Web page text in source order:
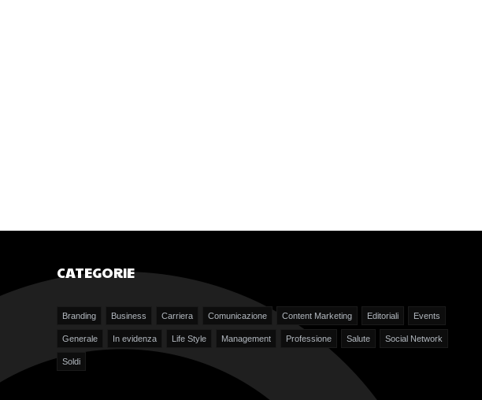
CATEGORIE
Branding Business Carriera Comunicazione Content Marketing Editoriali Events
Generale In evidenza Life Style Management Professione Salute Social Network
Soldi